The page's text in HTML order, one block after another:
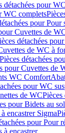
détachées pour
WC complets
pour Pour
Cuvettes de
détachées
de WC à
Pièces détachées
pour Cuvettes de
WC Comfort
pour WC
de WCPièces
pour Bidets au sol
encastrer Sigma
pour Pour
à encastrer